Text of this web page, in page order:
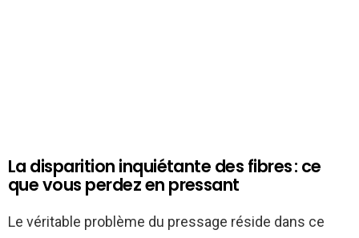
La disparition inquiétante des fibres : ce
que vous perdez en pressant
Le véritable problème du pressage réside dans ce